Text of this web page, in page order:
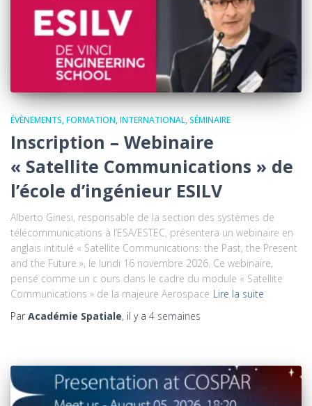
ÉVÈNEMENTS FORMATION INTERNATIONAL SÉMINAIRE
Inscription – Webinaire
« Satellite Communications » de
l’école d’ingénieur ESILV
Alberto Ginesi, responsable de la section des systèmes de
télécommunications à l’ESA/ESTEC, présentera un webinaire en
anglais intitulé « Satellite Communications: the Past, the Present
and the Future », le lundi 16 novembre 2026. Ce webinaire,
pensé comme un c ours dans le cadre du module « Satellite
Communications » de la majeure Aerospace Lire la suite
Par Académie Spatiale, il y a 4 semaines